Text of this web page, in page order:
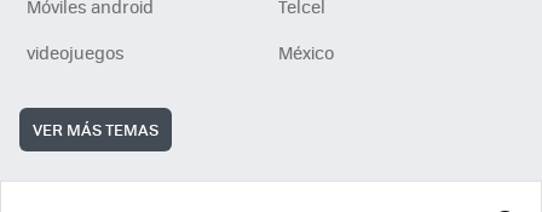
Móviles android
Telcel
videojuegos
México
VER MÁS TEMAS